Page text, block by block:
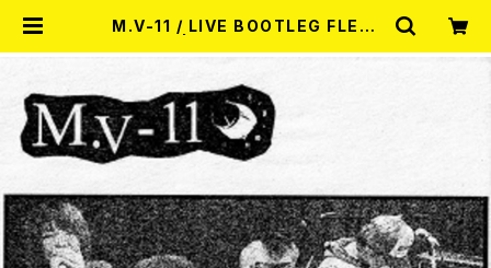
M.V-11 / LIVE BOOTLEG FLEXI